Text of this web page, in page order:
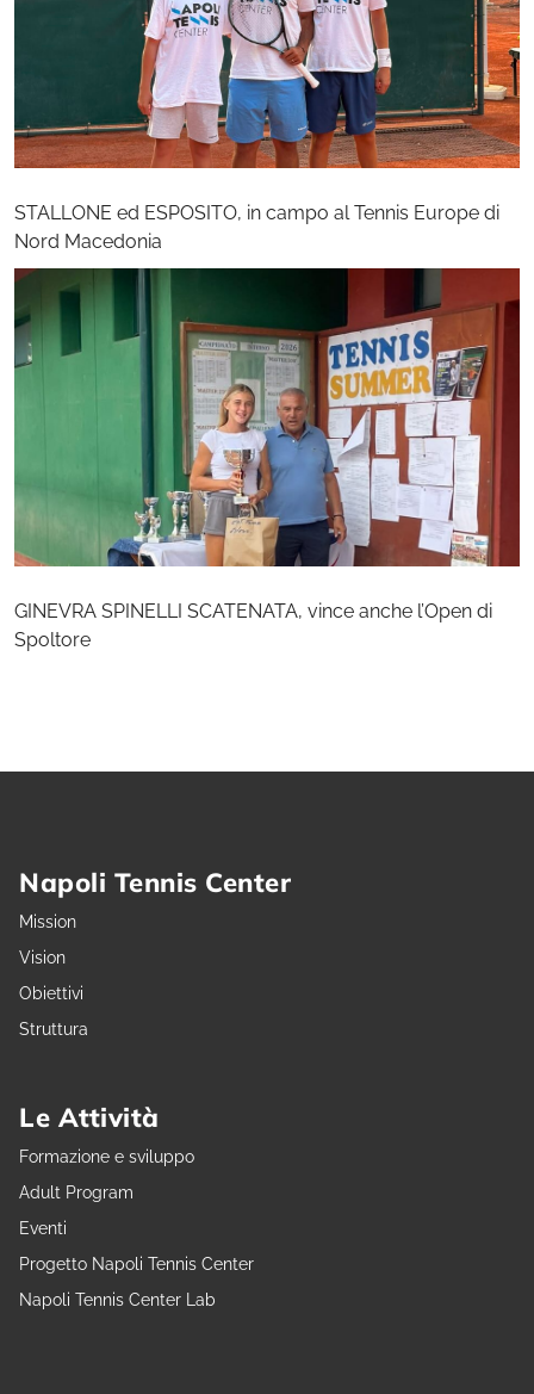
STALLONE ed ESPOSITO, in campo al Tennis Europe di
Nord Macedonia
GINEVRA SPINELLI SCATENATA, vince anche l’Open di
Spoltore
Napoli Tennis Center
Mission
Vision
Obiettivi
Struttura
Le Attività
Formazione e sviluppo
Adult Program
Eventi
Progetto Napoli Tennis Center
Napoli Tennis Center Lab